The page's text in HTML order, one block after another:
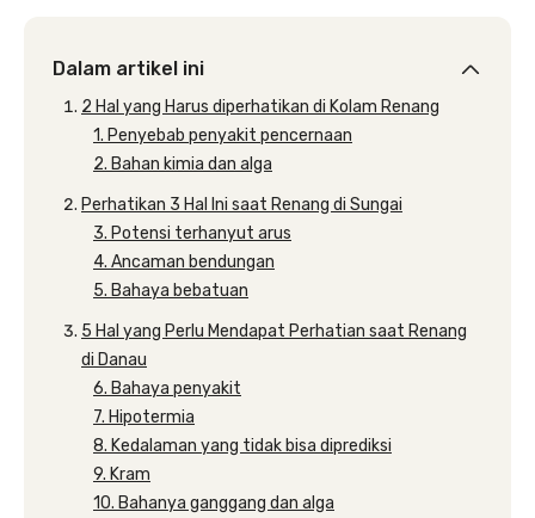
Dalam artikel ini
2 Hal yang Harus diperhatikan di Kolam Renang
1. Penyebab penyakit pencernaan
2. Bahan kimia dan alga
Perhatikan 3 Hal Ini saat Renang di Sungai
3. Potensi terhanyut arus
4. Ancaman bendungan
5. Bahaya bebatuan
5 Hal yang Perlu Mendapat Perhatian saat Renang
di Danau
6. Bahaya penyakit
7. Hipotermia
8. Kedalaman yang tidak bisa diprediksi
9. Kram
10. Bahanya ganggang dan alga